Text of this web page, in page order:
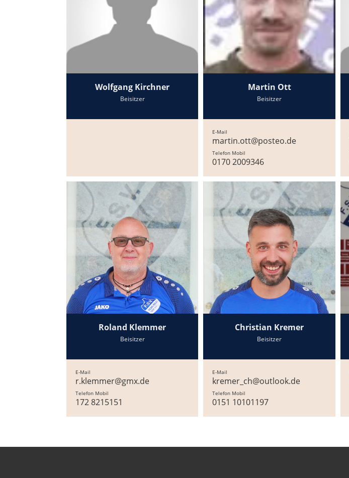
Wolfgang Kirchner
Beisitzer
Martin Ott
Beisitzer
E-Mail
martin.ott@posteo.de
Telefon Mobil
0170 2009346
Roland Klemmer
Beisitzer
E-Mail
r.klemmer@gmx.de
Telefon Mobil
172 8215151
Christian Kremer
Beisitzer
E-Mail
kremer_ch@outlook.de
Telefon Mobil
0151 10101197